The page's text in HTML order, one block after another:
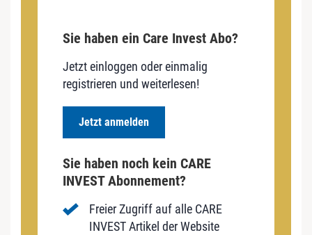
Sie haben ein Care Invest Abo?
Jetzt einloggen oder einmalig
registrieren und weiterlesen!
Jetzt anmelden
Sie haben noch kein CARE
INVEST Abonnement?
Freier Zugriff auf alle CARE
INVEST Artikel der Website